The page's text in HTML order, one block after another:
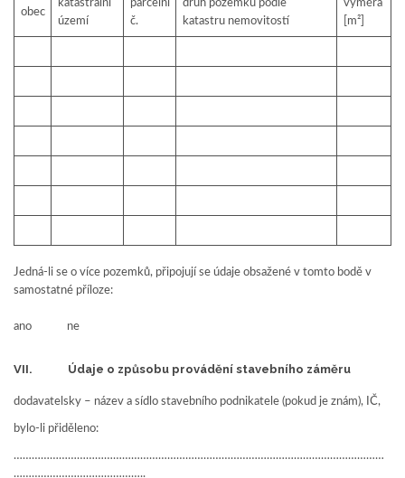
obec
katastrální
území
parcelní
č.
druh pozemku podle
katastru nemovitostí
výměra
[m²]
Jedná-li se o více pozemků, připojují se údaje obsažené v tomto bodě v
samostatné příloze:
ano ne
VII. Údaje o způsobu provádění stavebního záměru
dodavatelsky – název a sídlo stavebního podnikatele (pokud je znám), IČ,
bylo-li přiděleno:
……………………………………………………………………………………………………………
……………………………………..